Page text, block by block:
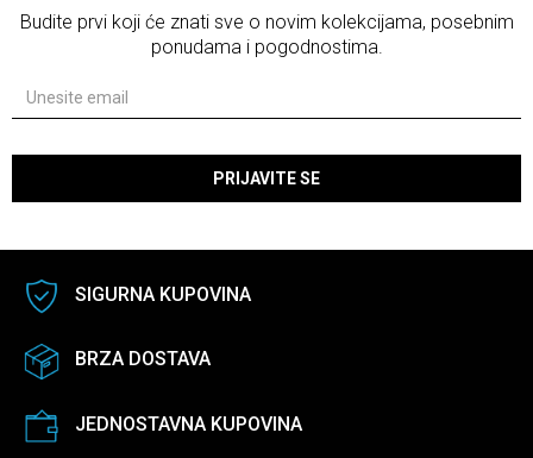
Budite prvi koji će znati sve o novim kolekcijama, posebnim
ponudama i pogodnostima.
PRIJAVITE SE
SIGURNA KUPOVINA
BRZA DOSTAVA
JEDNOSTAVNA KUPOVINA